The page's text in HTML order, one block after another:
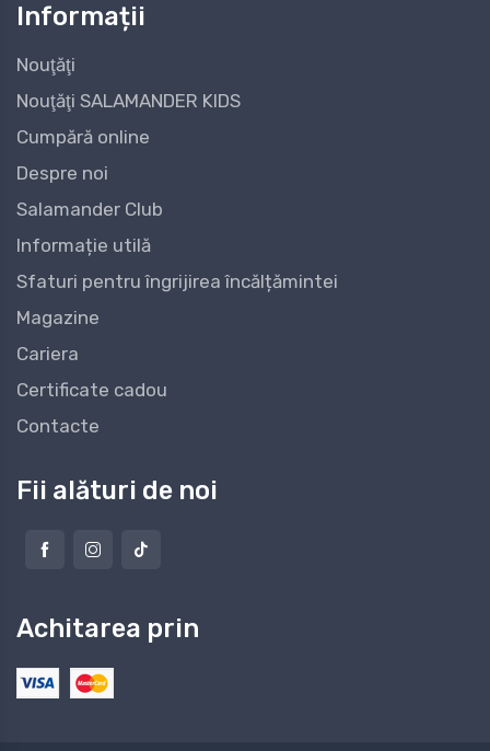
Informații
Nouţăţi
Nouţăţi SALAMANDER KIDS
Cumpără online
Despre noi
Salamander Club
Informație utilă
Sfaturi pentru îngrijirea încălțămintei
Magazine
Cariera
Certificate cadou
Contacte
Fii alături de noi
Achitarea prin